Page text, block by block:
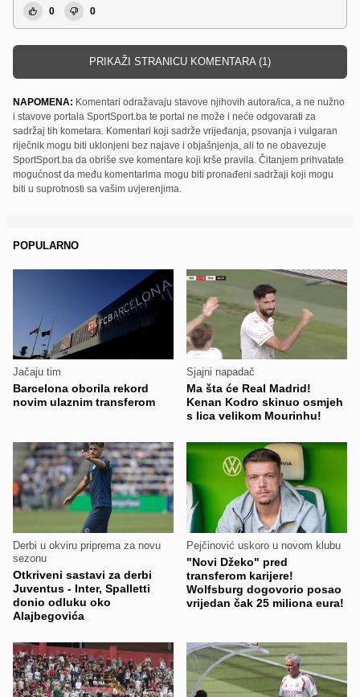
0 0
PRIKAŽI STRANICU KOMENTARA (1)
NAPOMENA: Komentari odražavaju stavove njihovih autora/ica, a ne nužno
i stavove portala SportSport.ba te portal ne može i neće odgovarati za
sadržaj tih kometara. Komentari koji sadrže vrijeđanja, psovanja i vulgaran
riječnik mogu biti uklonjeni bez najave i objašnjenja, ali to ne obavezuje
SportSport.ba da obriše sve komentare koji krše pravila. Čitanjem prihvatate
mogućnost da među komentarima mogu biti pronađeni sadržaji koji mogu
biti u suprotnosti sa vašim uvjerenjima.
POPULARNO
Jačaju tim
Barcelona oborila rekord
novim ulaznim transferom
Sjajni napadač
Ma šta će Real Madrid!
Kenan Kodro skinuo osmjeh
s lica velikom Mourinhu!
Derbi u okviru priprema za novu
sezonu
Otkriveni sastavi za derbi
Juventus - Inter, Spalletti
donio odluku oko
Alajbegovića
Pejčinović uskoro u novom klubu
"Novi Džeko" pred
transferom karijere!
Wolfsburg dogovorio posao
vrijedan čak 25 miliona eura!